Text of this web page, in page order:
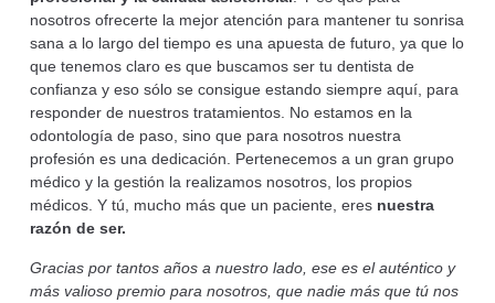
nosotros ofrecerte la mejor atención para mantener tu sonrisa
sana a lo largo del tiempo es una apuesta de futuro, ya que lo
que tenemos claro es que buscamos ser tu dentista de
confianza y eso sólo se consigue estando siempre aquí, para
responder de nuestros tratamientos. No estamos en la
odontología de paso, sino que para nosotros nuestra
profesión es una dedicación. Pertenecemos a un gran grupo
médico y la gestión la realizamos nosotros, los propios
médicos. Y tú, mucho más que un paciente, eres nuestra
razón de ser.
Gracias por tantos años a nuestro lado, ese es el auténtico y
más valioso premio para nosotros, que nadie más que tú nos